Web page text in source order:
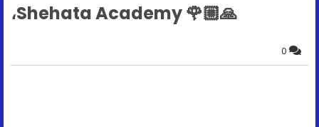
🙏🏼🌹 Shehata Academy،